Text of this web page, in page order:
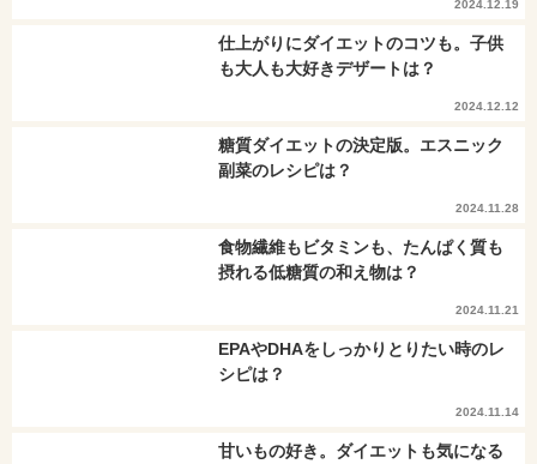
2024.12.19
仕上がりにダイエットのコツも。子供
も大人も大好きデザートは？
2024.12.12
糖質ダイエットの決定版。エスニック
副菜のレシピは？
2024.11.28
食物繊維もビタミンも、たんぱく質も
摂れる低糖質の和え物は？
2024.11.21
EPAやDHAをしっかりとりたい時のレ
シピは？
2024.11.14
甘いもの好き。ダイエットも気になる